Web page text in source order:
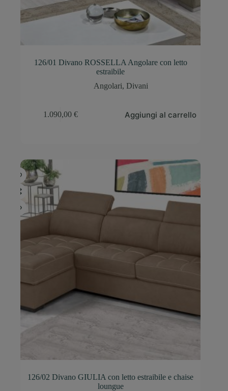
126/01 Divano ROSSELLA Angolare con letto
estraibile
Angolari, Divani
1.090,00 € Aggiungi al carrello
126/02 Divano GIULIA con letto estraibile e chaise
loungue